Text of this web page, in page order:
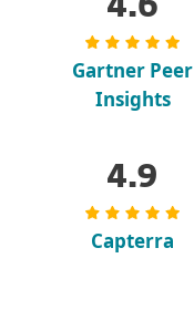
4.6
Gartner Peer
Insights
4.9
Capterra